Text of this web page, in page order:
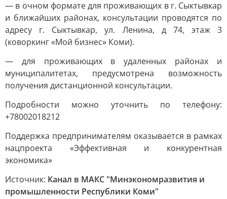
— в очном формате для проживающих в г. Сыктывкар
и ближайших районах, консультации проводятся по
адресу г. Сыктывкар, ул. Ленина, д 74, этаж 3
(коворкинг «Мой бизнес» Коми).
— для проживающих в удаленных районах и
муниципалитетах, предусмотрена возможность
получения дистанционной консультации.
Подробности можно уточнить по телефону:
+78002018212
Поддержка предпринимателям оказывается в рамках
нацпроекта «Эффективная и конкурентная
экономика»
Источник: Канал в МАКС "Минэкономразвития и
промышленности Республики Коми"